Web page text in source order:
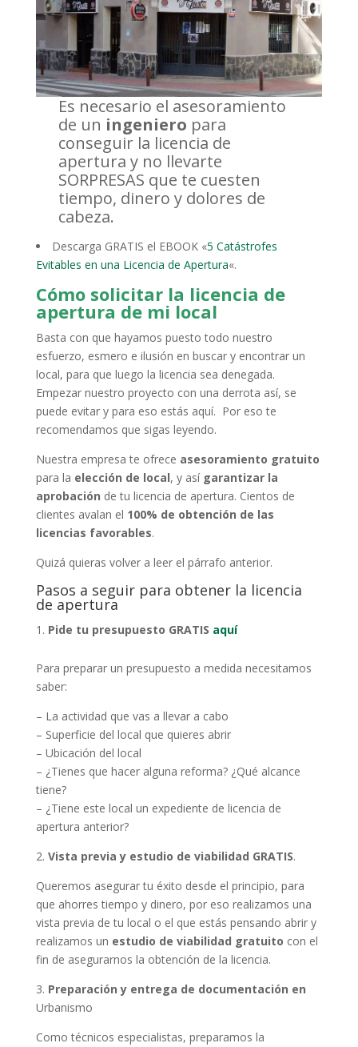
Es necesario el asesoramiento
de un ingeniero para
conseguir la licencia de
apertura y no llevarte
SORPRESAS que te cuesten
tiempo, dinero y dolores de
cabeza.
Descarga GRATIS el EBOOK «5 Catástrofes
Evitables en una Licencia de Apertura«.
Cómo solicitar la licencia de
apertura de mi local
Basta con que hayamos puesto todo nuestro
esfuerzo, esmero e ilusión en buscar y encontrar un
local, para que luego la licencia sea denegada.
Empezar nuestro proyecto con una derrota así, se
puede evitar y para eso estás aquí. Por eso te
recomendamos que sigas leyendo.
Nuestra empresa te ofrece asesoramiento gratuito
para la elección de local, y así garantizar la
aprobación de tu licencia de apertura. Cientos de
clientes avalan el 100% de obtención de las
licencias favorables.
Quizá quieras volver a leer el párrafo anterior.
Pasos a seguir para obtener la licencia
de apertura
Pide tu presupuesto GRATIS aquí
Para preparar un presupuesto a medida necesitamos
saber:
– La actividad que vas a llevar a cabo
– Superficie del local que quieres abrir
– Ubicación del local
– ¿Tienes que hacer alguna reforma? ¿Qué alcance
tiene?
– ¿Tiene este local un expediente de licencia de
apertura anterior?
2. Vista previa y estudio de viabilidad GRATIS.
Queremos asegurar tu éxito desde el principio, para
que ahorres tiempo y dinero, por eso realizamos una
vista previa de tu local o el que estás pensando abrir y
realizamos un estudio de viabilidad gratuito con el
fin de asegurarnos la obtención de la licencia.
3. Preparación y entrega de documentación en
Urbanismo
Como técnicos especialistas, preparamos la